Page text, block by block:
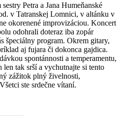
Petra a Jana Humeňanské
v Tatranskej Lomnici, v altánku v
okorenené improvizáciou. Koncert
odohrali doteraz iba zopár
špeciálny program. Okrem gitary,
aj fujara či dokonca gajdica.
spontánnosti a temperamentu,
tak srší a vychutnajte si tento
zážitok plný živelnosti,
ste srdečne vítaní.